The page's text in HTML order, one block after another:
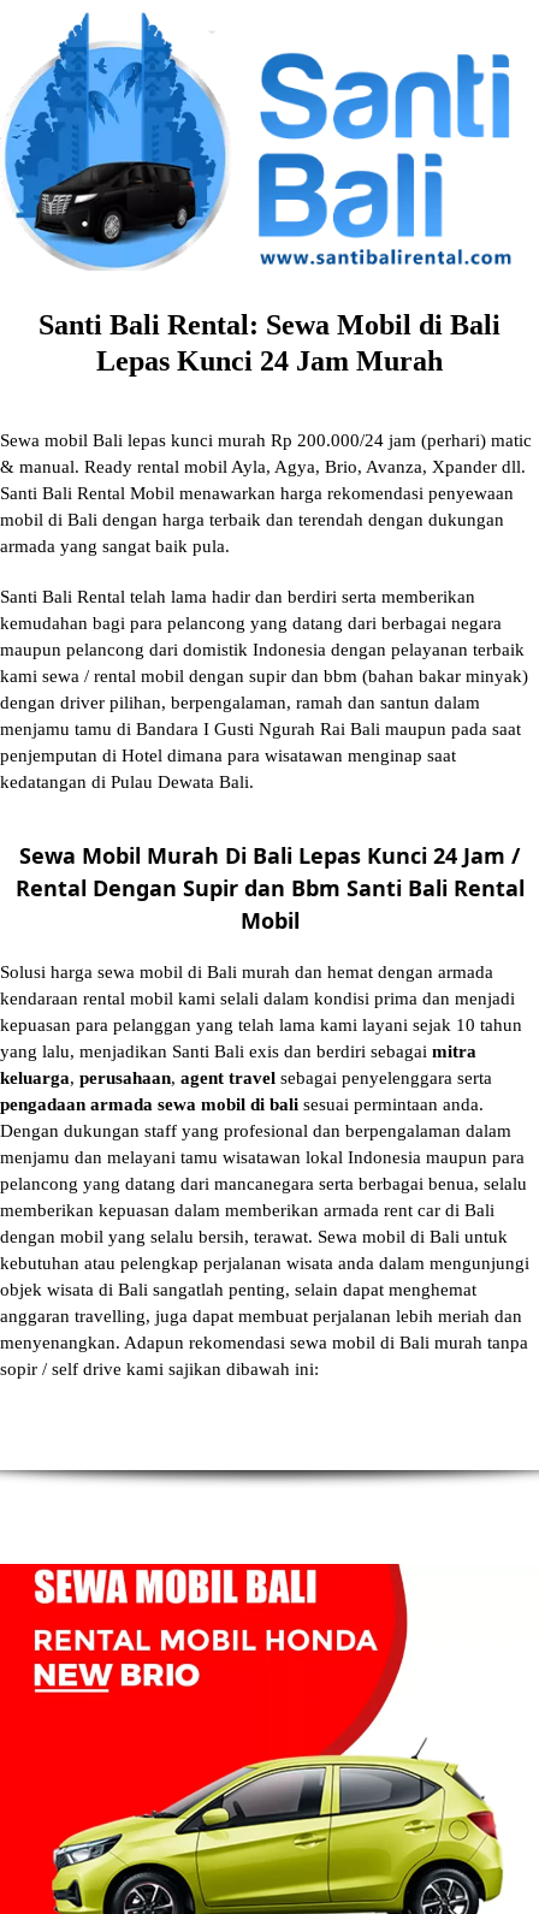
content
Santi Bali Rental: Sewa Mobil di Bali
Lepas Kunci 24 Jam Murah
Sewa mobil Bali lepas kunci murah Rp 200.000/24 jam (perhari) matic
& manual. Ready rental mobil Ayla, Agya, Brio, Avanza, Xpander dll.
Santi Bali Rental Mobil menawarkan harga rekomendasi penyewaan
mobil di Bali dengan harga terbaik dan terendah dengan dukungan
armada yang sangat baik pula.
Santi Bali Rental telah lama hadir dan berdiri serta memberikan
kemudahan bagi para pelancong yang datang dari berbagai negara
maupun pelancong dari domistik Indonesia dengan pelayanan terbaik
kami sewa / rental mobil dengan supir dan bbm (bahan bakar minyak)
dengan driver pilihan, berpengalaman, ramah dan santun dalam
menjamu tamu di Bandara I Gusti Ngurah Rai Bali maupun pada saat
penjemputan di Hotel dimana para wisatawan menginap saat
kedatangan di Pulau Dewata Bali.
Sewa Mobil Murah Di Bali Lepas Kunci 24 Jam /
Rental Dengan Supir dan Bbm Santi Bali Rental
Mobil
Solusi harga sewa mobil di Bali murah dan hemat dengan armada
kendaraan rental mobil kami selali dalam kondisi prima dan menjadi
kepuasan para pelanggan yang telah lama kami layani sejak 10 tahun
yang lalu, menjadikan Santi Bali exis dan berdiri sebagai mitra
keluarga, perusahaan, agent travel sebagai penyelenggara serta
pengadaan armada sewa mobil di bali sesuai permintaan anda.
Dengan dukungan staff yang profesional dan berpengalaman dalam
menjamu dan melayani tamu wisatawan lokal Indonesia maupun para
pelancong yang datang dari mancanegara serta berbagai benua, selalu
memberikan kepuasan dalam memberikan armada rent car di Bali
dengan mobil yang selalu bersih, terawat. Sewa mobil di Bali untuk
kebutuhan atau pelengkap perjalanan wisata anda dalam mengunjungi
objek wisata di Bali sangatlah penting, selain dapat menghemat
anggaran travelling, juga dapat membuat perjalanan lebih meriah dan
menyenangkan. Adapun rekomendasi sewa mobil di Bali murah tanpa
sopir / self drive kami sajikan dibawah ini: